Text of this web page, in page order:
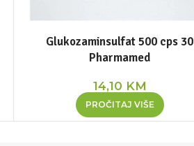
Glukozaminsulfat 500 cps 30
Pharmamed
14,10 KM
PROČITAJ VIŠE